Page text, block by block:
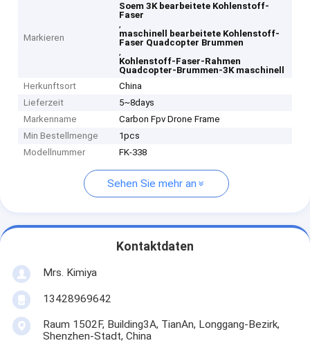
Markieren
Soem 3K bearbeitete Kohlenstoff-
Faser
,
maschinell bearbeitete Kohlenstoff-
Faser Quadcopter Brummen
,
Kohlenstoff-Faser-Rahmen
Quadcopter-Brummen-3K maschinell
Herkunftsort
China
Lieferzeit
5~8days
Markenname
Carbon Fpv Drone Frame
Min Bestellmenge
1pcs
Modellnummer
FK-338
Sehen Sie mehr an
Kontaktdaten
Mrs. Kimiya
13428969642
Raum 1502F, Building3A, TianAn, Longgang-Bezirk,
Shenzhen-Stadt, China